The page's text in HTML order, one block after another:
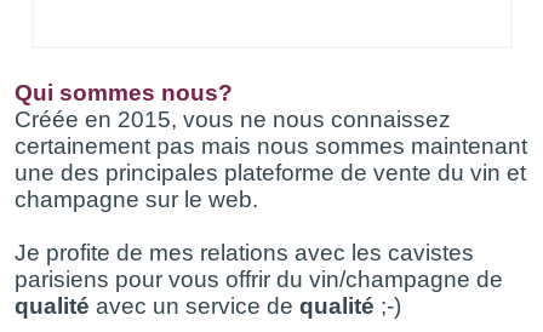
Qui sommes nous?
Créée en 2015, vous ne nous connaissez
certainement pas mais nous sommes maintenant
une des principales plateforme de vente du vin et
champagne sur le web.
Je profite de mes relations avec les cavistes
parisiens pour vous offrir du vin/champagne de
qualité avec un service de qualité ;-)